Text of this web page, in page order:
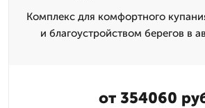
Комплекс для комфортного
и благоустройством берегов в
от 354060